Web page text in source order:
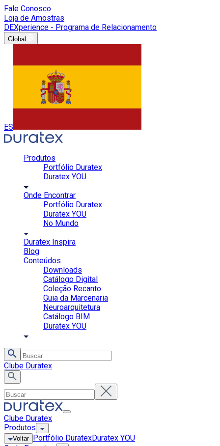
Fale Conosco
Loja de Amostras
DEXperience - Programa de Relacionamento
Global
ES
Produtos
Portfólio Duratex
Duratex YOU
Onde Encontrar
Portfólio Duratex
Duratex YOU
No Mundo
Duratex Inspira
Blog
Conteúdos
Downloads
Catálogo Digital
Coleção Recanto
Guia da Marcenaria
Neuroarquitetura
Catálogo BIM
Duratex YOU
Clube Duratex
Clube Duratex
Produtos
Voltar Portfólio DuratexDuratex YOU